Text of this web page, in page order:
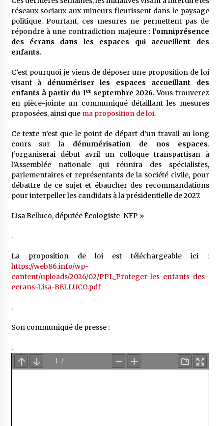
réseaux sociaux aux mineurs fleurissent dans le paysage
politique. Pourtant, ces mesures ne permettent pas de
répondre à une contradiction majeure : l’omniprésence
des écrans dans les espaces qui accueillent des
enfants.
C’est pourquoi je viens de déposer une proposition de loi
visant à dénumériser les espaces accueillant des
enfants à partir du 1erseptembre 2026. Vous trouverez
en pièce-jointe un communiqué détaillant les mesures
proposées, ainsi que ma proposition de loi.
Ce texte n’est que le point de départ d’un travail au long
cours sur la dénumérisation de nos espaces.
J’organiserai début avril un colloque transpartisan à
l’Assemblée nationale qui réunira des spécialistes,
parlementaires et représentants de la société civile, pour
débattre de ce sujet et ébaucher des recommandations
pour interpeller les candidats à la présidentielle de 2027.
Lisa Belluco, députée Écologiste-NFP »
.
La proposition de loi est téléchargeable ici :
https://web86.info/wp-
content/uploads/2026/02/PPL_Proteger-les-enfants-des-
ecrans-Lisa-BELLUCO.pdf
.
Son communiqué de presse :
.